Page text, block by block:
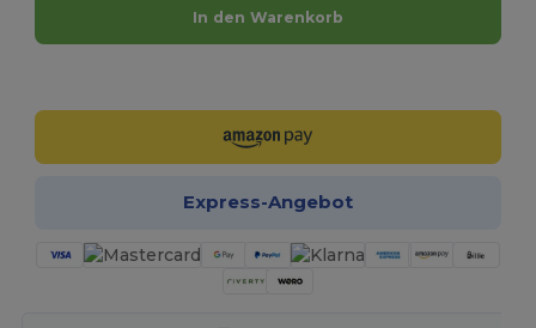
In den Warenkorb
Express-Angebot